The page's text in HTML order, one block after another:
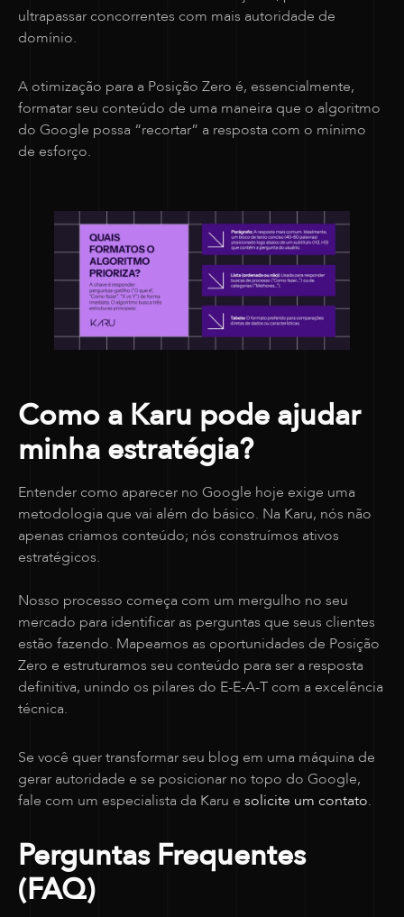
ultrapassar concorrentes com mais autoridade de
domínio.
A otimização para a Posição Zero é, essencialmente,
formatar seu conteúdo de uma maneira que o algoritmo
do Google possa “recortar” a resposta com o mínimo
de esforço.
Como a Karu pode ajudar
minha estratégia?
Entender como aparecer no Google hoje exige uma
metodologia que vai além do básico. Na Karu, nós não
apenas criamos conteúdo; nós construímos ativos
estratégicos.
Nosso processo começa com um mergulho no seu
mercado para identificar as perguntas que seus clientes
estão fazendo. Mapeamos as oportunidades de Posição
Zero e estruturamos seu conteúdo para ser a resposta
definitiva, unindo os pilares do E-E-A-T com a excelência
técnica.
Se você quer transformar seu blog em uma máquina de
gerar autoridade e se posicionar no topo do Google,
fale com um especialista da Karu e solicite um contato.
Perguntas Frequentes
(FAQ)